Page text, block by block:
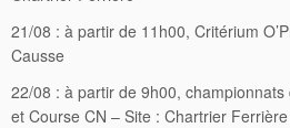
21/08 : à partir de 11h00, Critérium
Causse
22/08 : à partir de 9h00,
et Course CN – Site : Chartrier Ferrière